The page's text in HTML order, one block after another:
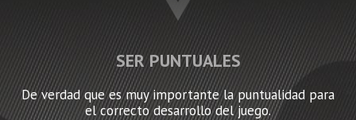
SER PUNTUALES
De verdad que es muy importante la puntualidad para
el correcto desarrollo del juego.